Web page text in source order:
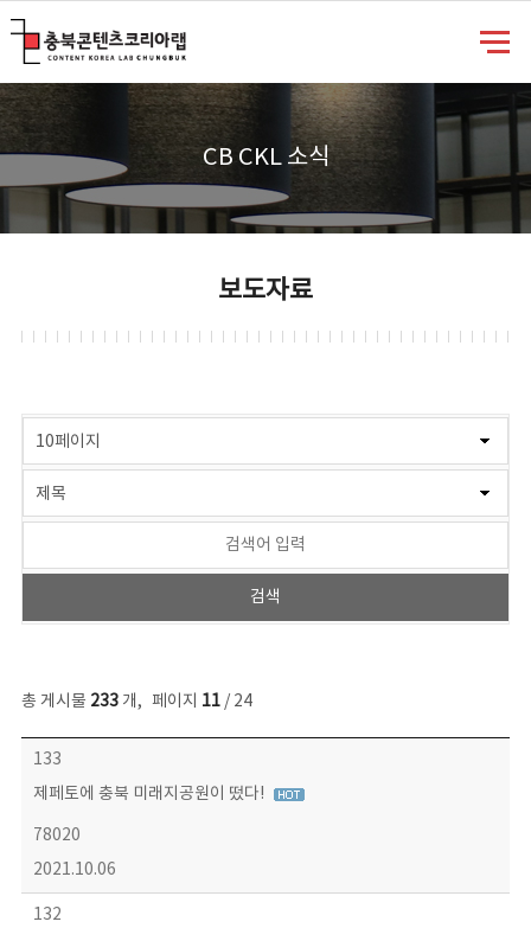
CB CKL 소식
보도자료
총 게시물 233개, 페이지 11/ 24
보도자료 목록 - 번호, 제목, 작성자, 파일, 조회수, 작성일 정보 제공
133
제페토에 충북 미래지공원이 떴다!
78020
2021.10.06
132